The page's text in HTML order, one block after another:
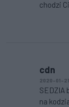
chodzi
cdn
2020-01-
SEDZIA
na